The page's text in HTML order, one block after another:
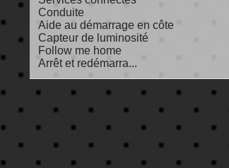
Conduite
Aide au démarrage en côte
Capteur de luminosité
Follow me home
Arrêt et redémarra...